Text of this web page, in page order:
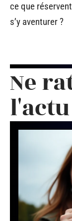
ce que
s’y aventurer ?
Ne
l'actu